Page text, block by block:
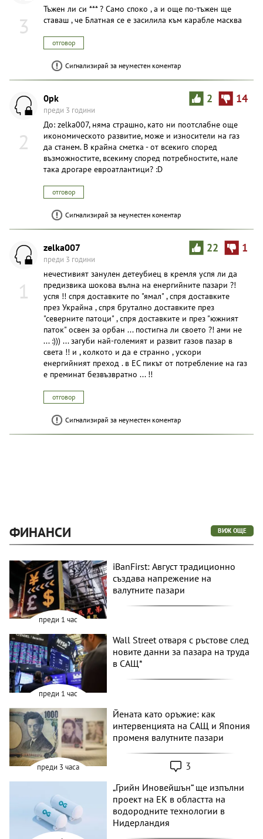
3
Тъжен ли си *** ? Само споко , а и още по-тъжен ще
ставаш , че Блатная се е засилила към карабле масква
отговор
Сигнализирай за неуместен коментар
2
2 14
0pk
преди 3 години
До: zelka007, няма страшно, като ни поотслабне още
икономическото развитие, може и износители на газ
да станем. В крайна сметка - от всекиго според
възможностите, всекиму според потребностите, нале
така дрогаре евроатлантици? :D
отговор
Сигнализирай за неуместен коментар
1
22 1
zelka007
преди 3 години
нечестивият занулен детеубиец в кремля успя ли да
предизвика шокова вълна на енергийните пазари ?!
успя !! спря доставките по "ямал" , спря доставките
през Украйна , спря брутално доставките през
"северните патоци" , спря доставките и през "южният
паток" освен за орбан ... постигна ли своето ?! ами не
... :))) ... загуби най-големият и развит газов пазар в
света !! и , колкото и да е странно , ускори
енергийният преход . в ЕС пикът от потребление на газ
е преминат безвъзвратно ... !!
отговор
Сигнализирай за неуместен коментар
ФИНАНСИ ВИЖ ОЩЕ
преди 1 час
iBanFirst: Август традиционно
създава напрежение на
валутните пазари
преди 1 час
Wall Street отваря с ръстове след
новите данни за пазара на труда
в САЩ*
преди 3 часа
Йената като оръжие: как
интервенцията на САЩ и Япония
променя валутните пазари
3
„Грийн Иновейшън“ ще изпълни
проект на ЕК в областта на
водородните технологии в
Нидерландия